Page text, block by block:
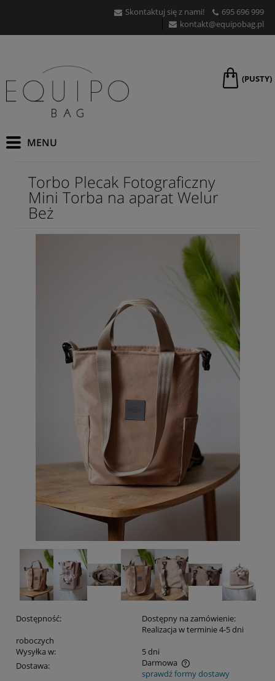
Skontaktuj się z nami!
695 696 999
kontakt@equipobag.pl
(PUSTY)
Torbo Plecak Fotograficzny
Mini Torba na aparat Welur
Beż
Dostępność:
Dostępny na zamówienie:
Realizacja w terminie 4-5 dni
roboczych
Wysyłka w:
5 dni
Dostawa:
Darmowa
Cena nie zawiera ewentualnych kosztów płatności
sprawdź formy dostawy